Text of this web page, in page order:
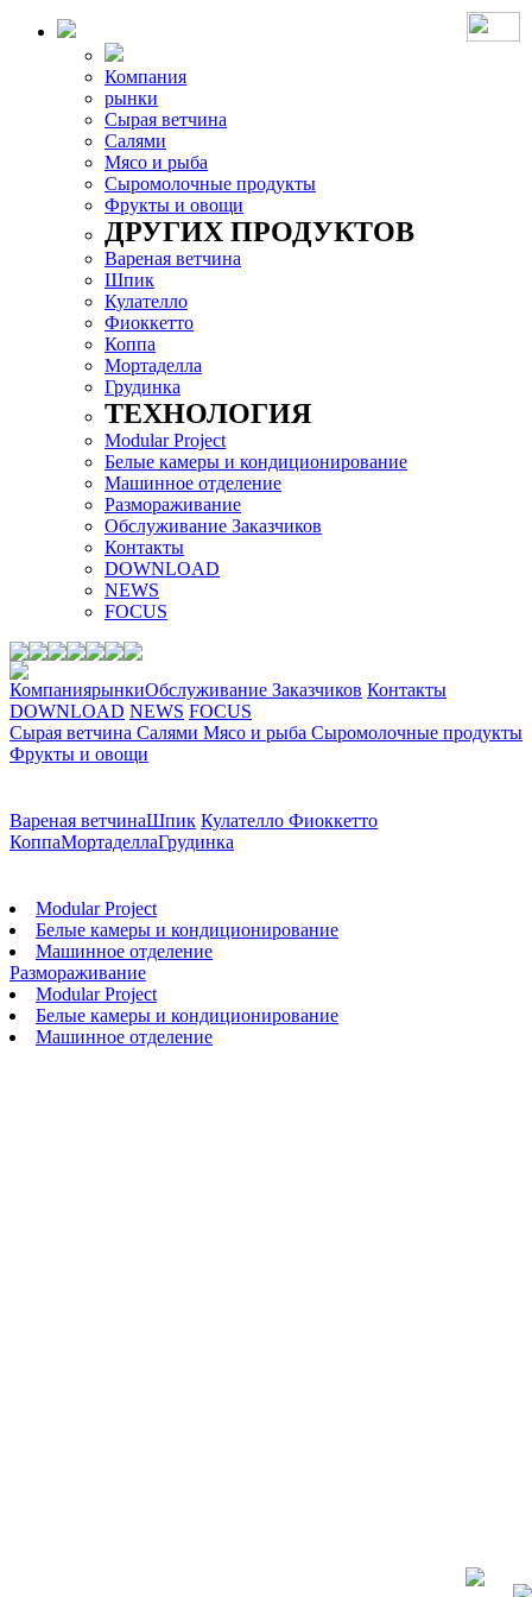
Компания
рынки
Сырая ветчина
Салями
Мясо и рыба
Сыромолочные продукты
Фрукты и овощи
ДРУГИХ ПРОДУКТОВ
Вареная ветчина
Шпик
Кулателло
Фиоккетто
Коппа
Мортаделла
Грудинка
ТЕХНОЛОГИЯ
Modular Project
Белые камеры и кондиционирование
Машинное отделение
Размораживание
Обслуживание Заказчиков
Контакты
DOWNLOAD
NEWS
FOCUS
КомпаниярынкиОбслуживание Заказчиков Контакты
DOWNLOAD NEWS FOCUS
Сырая ветчина Салями Мясо и рыба Сыромолочные продукты
Фрукты и овощи
Вареная ветчинаШпик Кулателло Фиоккетто
КоппаМортаделлаГрудинка
Modular Project
Белые камеры и кондиционирование
Машинное отделение
Размораживание
Modular Project
Белые камеры и кондиционирование
Машинное отделение